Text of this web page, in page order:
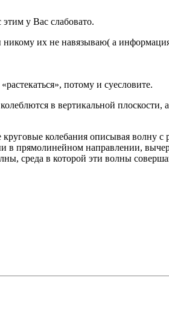
у Вас слабовато.
их не навязываю( а информация
потому и суесловите.
в вертикальной плоскости,
колебания описывая волну
в прямолинейном направлении,
среда в которой эти волны